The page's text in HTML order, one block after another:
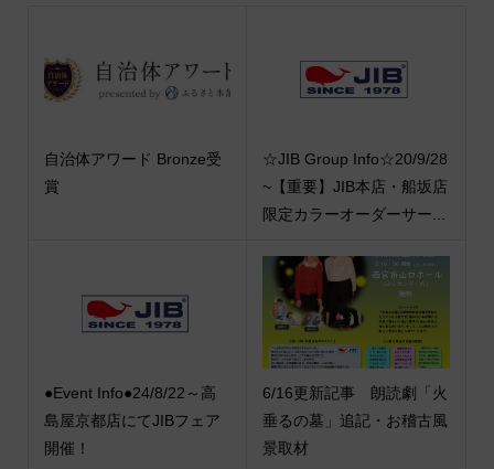
自治体アワード Bronze受
賞
☆JIB Group Info☆20/9/28
~【重要】JIB本店・船坂店
限定カラーオーダーサー...
●Event Info●24/8/22～高
島屋京都店にてJIBフェア
開催！
6/16更新記事 朗読劇「火
垂るの墓」追記・お稽古風
景取材